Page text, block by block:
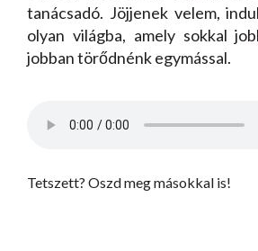
tanácsadó. Jöjjenek velem,
olyan világba, amely sokkal
jobban törődnénk egymással.
Tetszett? Oszd meg másokkal is!